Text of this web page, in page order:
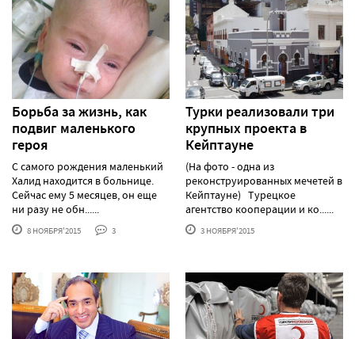
Борьба за жизнь, как
подвиг маленького
героя
С самого рождения маленький
Халид находится в больнице.
Сейчас ему 5 месяцев, он еще
ни разу не обн......
8 НОЯБРЯ'2015 3
Турки реализовали три
крупных проекта в
Кейптауне
(На фото - одна из
реконструированных мечетей в
Кейптауне) Турецкое
агентство кооперации и ко......
3 НОЯБРЯ'2015